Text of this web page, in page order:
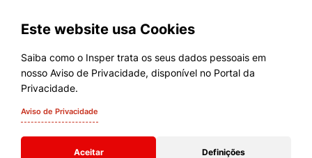
Este website usa Cookies
Saiba como o Insper trata os seus dados pessoais em
nosso Aviso de Privacidade, disponível no Portal da
Privacidade.
Aviso de Privacidade
Aceitar Definições
Cursos
Quem Somos
Comunidade Transforme